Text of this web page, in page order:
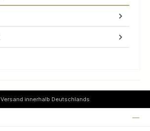
Versand innerhalb Deutschlands